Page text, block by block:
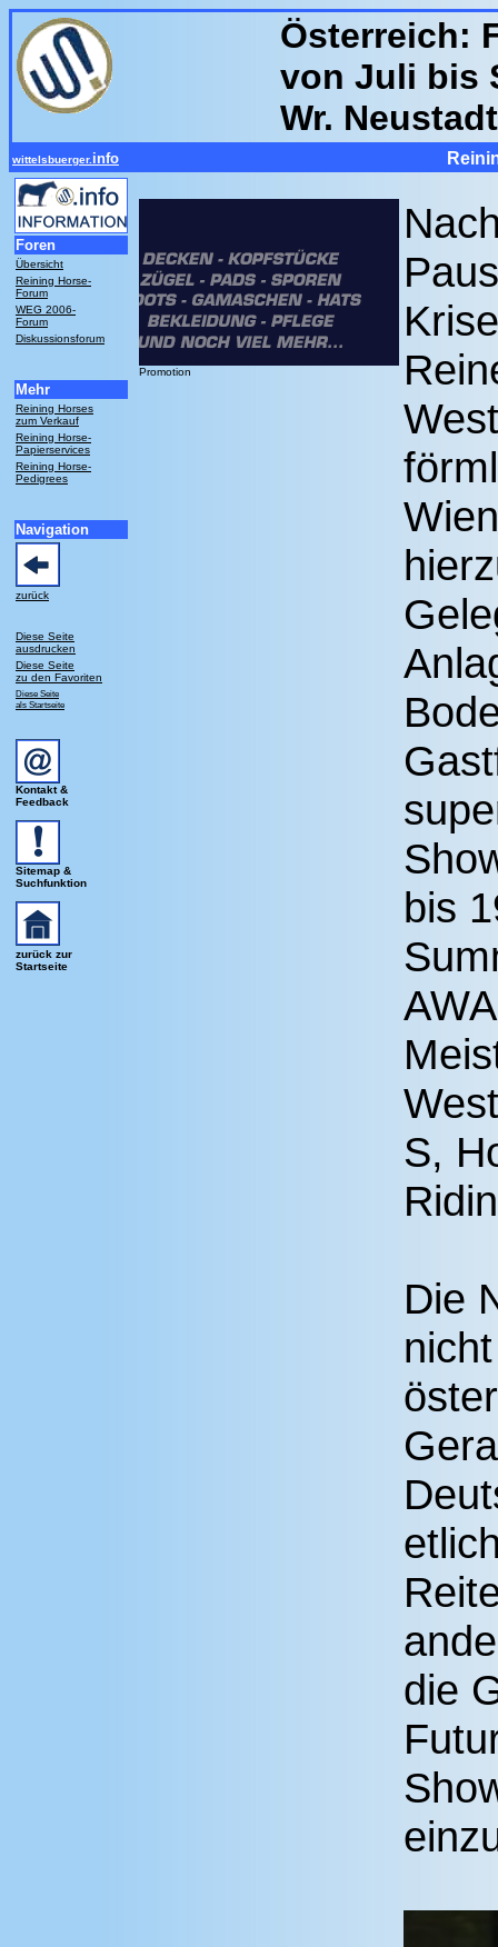
Österreich:
von Juli bis
Wr. Neustadt
wittelsbuerger. info
Foren
Übersicht
Reining Horse-
Forum
WEG 2006-
Forum
Diskussionsforum
Mehr
Reining Horses
zum Verkauf
Reining Horse-
Papierservices
Reining Horse-
Pedigrees
Navigation
zurück
Diese Seite
ausdrucken
Diese Seite
zu den Favoriten
Diese Seite
als Startseite
Kontakt &
Feedback
Sitemap &
Suchfunktion
zurück zur
Startseite
Promotion
bis
S,
Die
die